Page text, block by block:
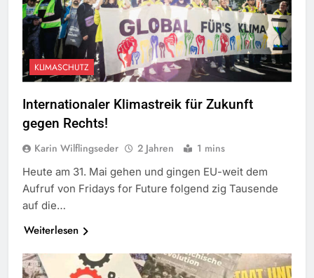
KLIMASCHUTZ
Internationaler Klimastreik für Zukunft
gegen Rechts!
Karin Wilflingseder 2 Jahren 1 mins
Heute am 31. Mai gehen und gingen EU-weit dem
Aufruf von Fridays for Future folgend zig Tausende
auf die…
Weiterlesen